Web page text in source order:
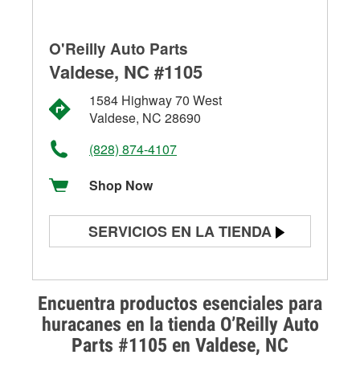
Encuentra productos esenciales para
huracanes en la tienda O’Reilly Auto
Parts #1105 en Valdese, NC
O'Reilly Auto Parts
Valdese, NC #1105
1584 Highway 70 West
Valdese, NC 28690
(828) 874-4107
Shop Now
SERVICIOS EN LA TIENDA
Prueba de alternadores y
arrancadores
Revisión de la luz "Check Engine"